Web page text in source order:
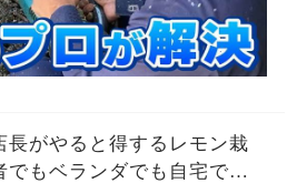
長がやると得するレモン栽
もベランダでも自宅でレ